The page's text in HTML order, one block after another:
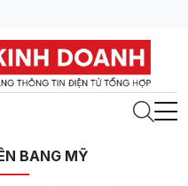
BANG MỸ